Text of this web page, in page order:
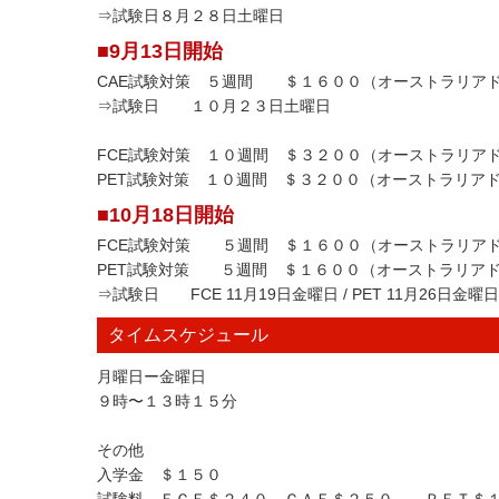
⇒試験日８月２８日土曜日
■9月13日開始
CAE試験対策 ５週間 ＄１６００（オーストラリアド
⇒試験日 １０月２３日土曜日
FCE試験対策 １０週間 ＄３２００（オーストラリアド
PET試験対策 １０週間 ＄３２００（オーストラリアド
■10月18日開始
FCE試験対策 ５週間 ＄１６００（オーストラリアド
PET試験対策 ５週間 ＄１６００（オーストラリアド
⇒試験日 FCE 11月19日金曜日 / PET 11月26日金曜日
タイムスケジュール
月曜日ー金曜日
９時〜１３時１５分
その他
入学金 ＄１５０